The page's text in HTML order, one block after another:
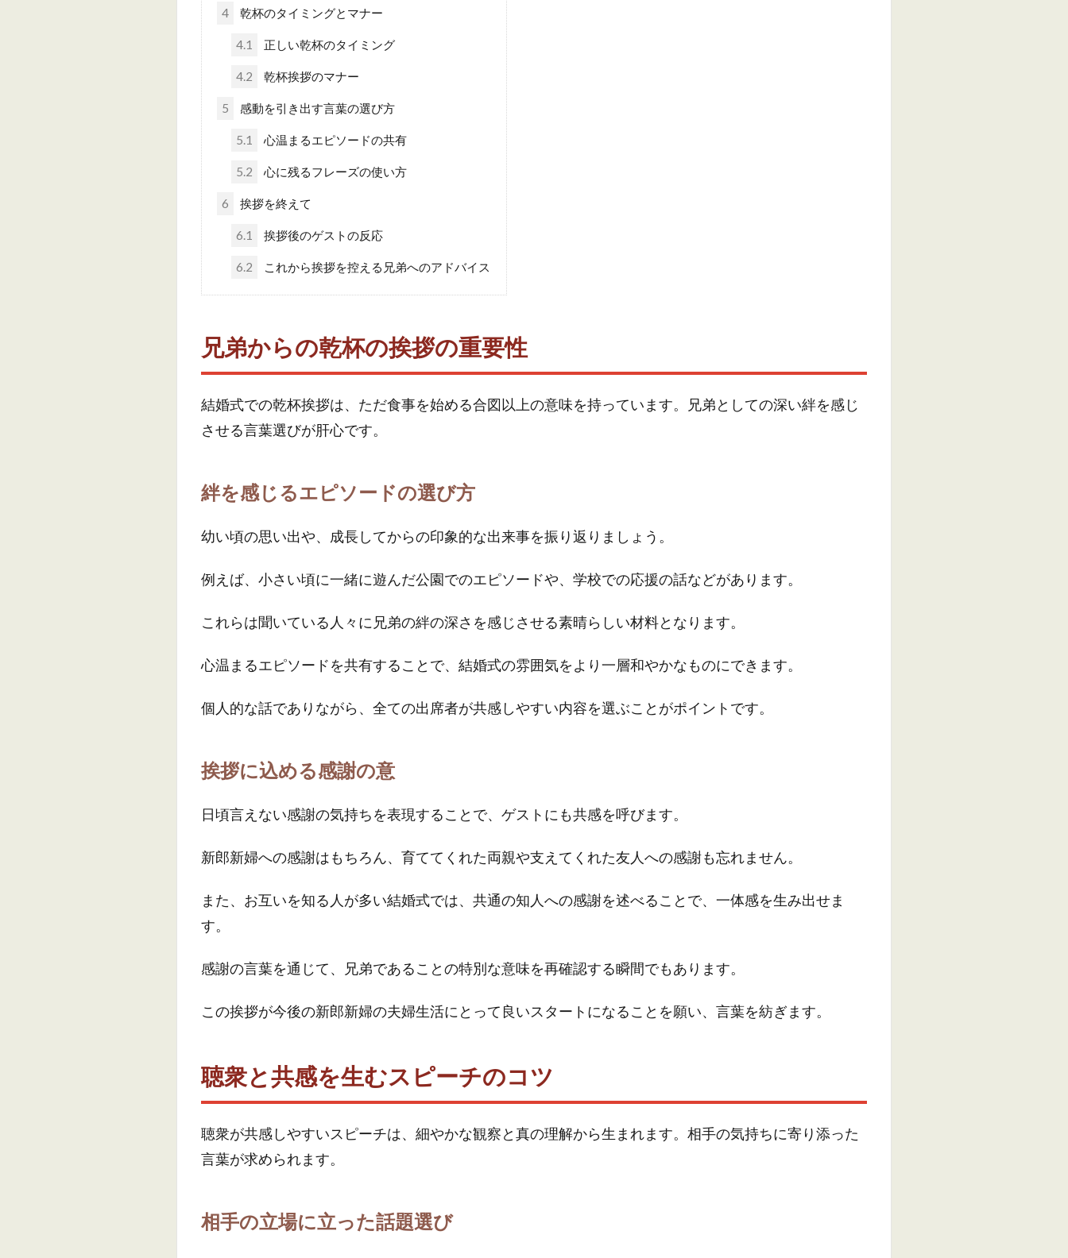
4 乾杯のタイミングとマナー
4.1 正しい乾杯のタイミング
4.2 乾杯挨拶のマナー
5 感動を引き出す言葉の選び方
5.1 心温まるエピソードの共有
5.2 心に残るフレーズの使い方
6 挨拶を終えて
6.1 挨拶後のゲストの反応
6.2 これから挨拶を控える兄弟へのアドバイス
兄弟からの乾杯の挨拶の重要性
結婚式での乾杯挨拶は、ただ食事を始める合図以上の意味を持っています。兄弟としての深い絆を感じ
させる言葉選びが肝心です。
絆を感じるエピソードの選び方
幼い頃の思い出や、成長してからの印象的な出来事を振り返りましょう。
例えば、小さい頃に一緒に遊んだ公園でのエピソードや、学校での応援の話などがあります。
これらは聞いている人々に兄弟の絆の深さを感じさせる素晴らしい材料となります。
心温まるエピソードを共有することで、結婚式の雰囲気をより一層和やかなものにできます。
個人的な話でありながら、全ての出席者が共感しやすい内容を選ぶことがポイントです。
挨拶に込める感謝の意
日頃言えない感謝の気持ちを表現することで、ゲストにも共感を呼びます。
新郎新婦への感謝はもちろん、育ててくれた両親や支えてくれた友人への感謝も忘れません。
また、お互いを知る人が多い結婚式では、共通の知人への感謝を述べることで、一体感を生み出せま
す。
感謝の言葉を通じて、兄弟であることの特別な意味を再確認する瞬間でもあります。
この挨拶が今後の新郎新婦の夫婦生活にとって良いスタートになることを願い、言葉を紡ぎます。
聴衆と共感を生むスピーチのコツ
聴衆が共感しやすいスピーチは、細やかな観察と真の理解から生まれます。相手の気持ちに寄り添った
言葉が求められます。
相手の立場に立った話題選び